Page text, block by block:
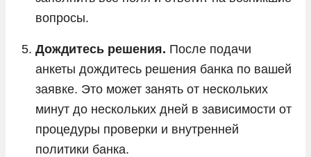
вопросы.
Дождитесь решения. После подачи
анкеты дождитесь решения банка по вашей
заявке. Это может занять от нескольких
минут до нескольких дней в зависимости от
процедуры проверки и внутренней
политики банка.